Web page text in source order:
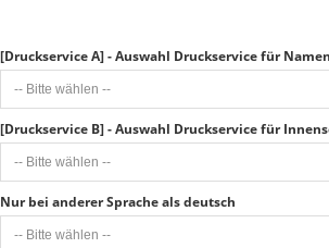
[Druckservice A] - Auswahl Druckservice für
[Druckservice B] - Auswahl Druckservice für
Nur bei anderer Sprache als deutsch